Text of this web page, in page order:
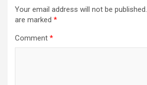
Your email address will not be published.
are marked *
Comment *